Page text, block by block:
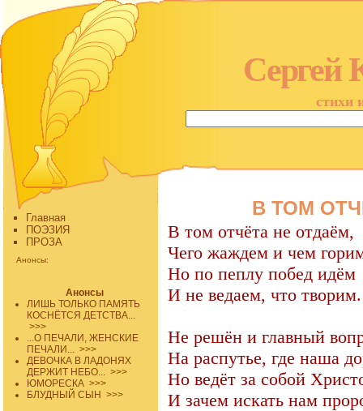
Сергей
стихи
Главная
ПОЭЗИЯ
ПРОЗА
Анонсы:
Анонсы
ЛИШЬ ТОЛЬКО ПАМЯТЬ
КОСНЁТСЯ ДЕТСТВА...
>>>
...О ПЕЧАЛИ, ЖЕНСКИЕ
ПЕЧАЛИ... >>>
ДЕВОЧКА В ЛАДОНЯХ
ДЕРЖИТ НЕБО... >>>
ЮМОРЕСКА >>>
БЛУДНЫЙ СЫН >>>
В ТОМ
В том отчёта не отдаём,
Чего жаждем и чем
Но по пеплу побед идём
И не ведаем, что творим.
Не решён и главный
На распутье, где наша
Но ведёт за собой
И зачем искать нам